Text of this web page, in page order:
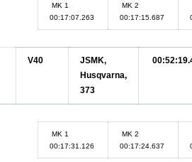
MK 1
00:17:07.263
MK 2
00:17:15.687
V40
JSMK,
Husqvarna,
373
MK 1
00:17:31.126
MK 2
00:17:24.637